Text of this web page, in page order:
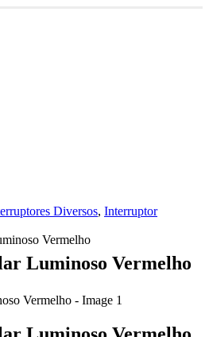
Diversos, Interruptor
Vermelho
Luminoso Vermelho